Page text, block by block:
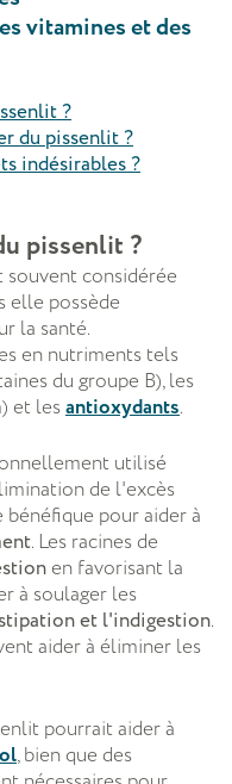
vitamines et des
?
du pissenlit ?
indésirables ?
pissenlit ?
souvent considérée
elle possède
la santé.
en nutriments tels
du groupe B), les
et lesantioxydants.
utilisé
de l'excès
pour aider à
. Les racines de
en favorisant la
à soulager les
et l'indigestion.
aider à éliminer les
pourrait aider à
, bien que des